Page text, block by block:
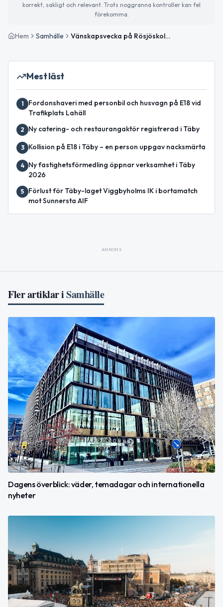
korrekt, sakligt och relevant. Trots noggranna kontroller kan fel
förekomma.
Hem Samhälle Vänskapsvecka på Rösjöskolan i Täby
Mest läst
1
Fordonshaveri med personbil och husvagn på E18 vid
Trafikplats Lahäll
2 Ny catering- och restaurangaktör registrerad i Täby
3 Kollision på E18 i Täby – en person uppgav nacksmärta
4
Ny fastighetsförmedling öppnar verksamhet i Täby
2026
5
Förlust för Täby-laget Viggbyholms IK i bortamatch
mot Sunnersta AIF
ANNONS
Fler artiklar iSamhälle
Dagens överblick: väder, temadagar och internationella
nyheter